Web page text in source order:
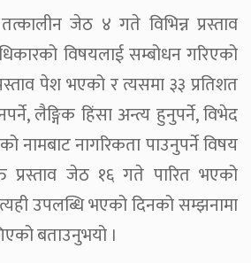
जेठ ४ गते विभिन्न प्रस्ताव
विषयलाई सम्बोधन गरिएको
पेश भएको र त्यसमा ३३ प्रतिशत
लैङ्गिक हिंसा अन्त्य हुनुपर्ने, विभेद
नामबाट नागरिकता पाउनुपर्ने विषय
प्रस्ताव जेठ १६ गते पारित भएको
उपलब्धि भएको दिनको सम्झनामा
बताउनुभयो ।